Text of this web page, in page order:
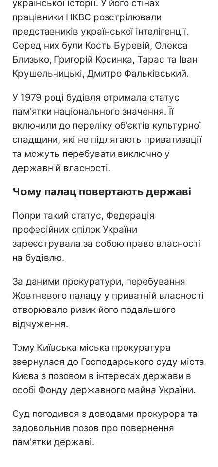
української історії. У його стінах
працівники НКВС розстрілювали
представників української інтелігенції.
Серед них були Кость Буревій, Олекса
Близько, Григорій Косинка, Тарас та Іван
Крушельницькі, Дмитро Фальківський.
У 1979 році будівля отримала статус
пам'ятки національного значення. Її
включили до переліку об'єктів культурної
спадщини, які не підлягають приватизації
та можуть перебувати виключно у
державній власності.
Чому палац повертають державі
Попри такий статус, Федерація
професійних спілок України
зареєструвала за собою право власності
на будівлю.
За даними прокуратури, перебування
Жовтневого палацу у приватній власності
створювало ризик його подальшого
відчуження.
Тому Київська міська прокуратура
звернулася до Господарського суду міста
Києва з позовом в інтересах держави в
особі Фонду державного майна України.
Суд погодився з доводами прокурора та
задовольнив позов про повернення
пам'ятки державі.